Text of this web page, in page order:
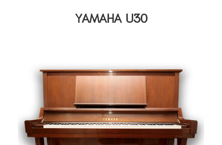
YAMAHA U30